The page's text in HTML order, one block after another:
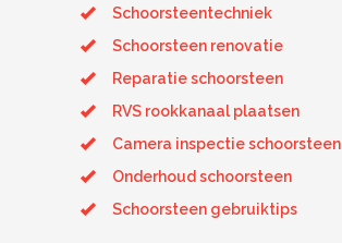
Schoorsteentechniek
Schoorsteen renovatie
Reparatie schoorsteen
RVS rookkanaal plaatsen
Camera inspectie schoorsteen
Onderhoud schoorsteen
Schoorsteen gebruiktips